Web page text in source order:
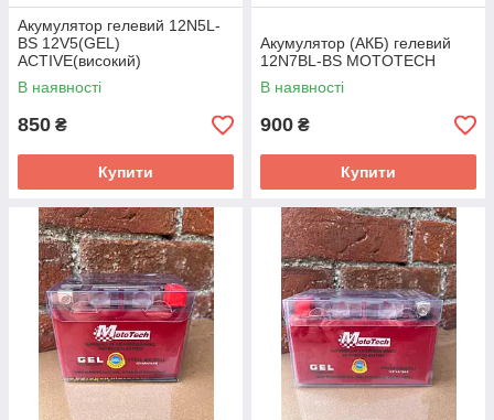
Акумулятор гелевий 12N5L-
BS 12V5(GEL)
ACTIVE(високий)
В наявності
850 ₴
Купити
Акумулятор (АКБ) гелевий
12N7BL-BS MOTOTECH
В наявності
900 ₴
Купити